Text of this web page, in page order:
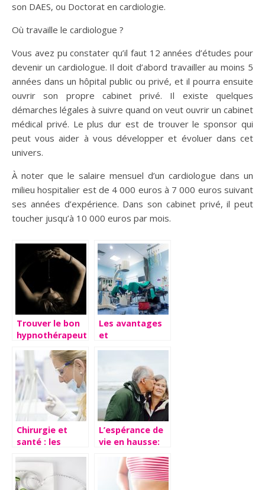
son DAES, ou Doctorat en cardiologie.
Où travaille le cardiologue ?
Vous avez pu constater qu’il faut 12 années d’études pour
devenir un cardiologue. Il doit d’abord travailler au moins 5
années dans un hôpital public ou privé, et il pourra ensuite
ouvrir son propre cabinet privé. Il existe quelques
démarches légales à suivre quand on veut ouvrir un cabinet
médical privé. Le plus dur est de trouver le sponsor qui
peut vous aider à vous développer et évoluer dans cet
univers.
À noter que le salaire mensuel d’un cardiologue dans un
milieu hospitalier est de 4 000 euros à 7 000 euros suivant
ses années d’expérience. Dans son cabinet privé, il peut
toucher jusqu’à 10 000 euros par mois.
Trouver le bon
hypnothérapeute
votre stress
Les avantages
et
intervention de
chirurgie
Chirurgie et
santé : les
opérations
possibles sur le
L’espérance de
vie en hausse:
en bonne
santé?